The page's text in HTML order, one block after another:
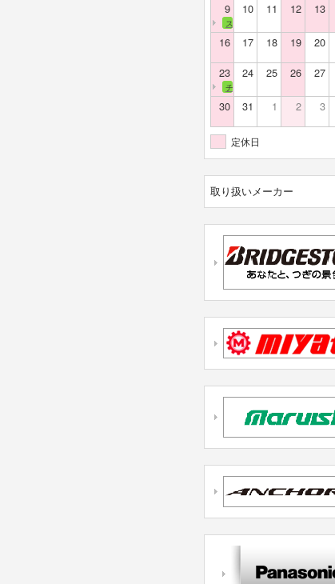
9 10 11 12 13
スカイバレー
16 17 18 19 20
23
24 25 26 27
チェリーランド
30 31 1 2 3
定休日
取り扱いメーカー